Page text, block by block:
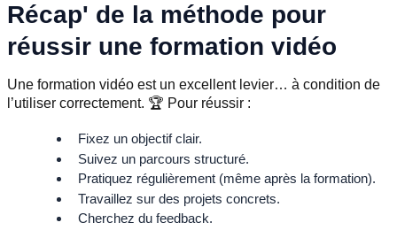
Récap' de la méthode pour
réussir une formation vidéo
Une formation vidéo est un excellent levier… à condition de
l’utiliser correctement. 🏆 Pour réussir :
Fixez un objectif clair.
Suivez un parcours structuré.
Pratiquez régulièrement (même après la formation).
Travaillez sur des projets concrets.
Cherchez du feedback.